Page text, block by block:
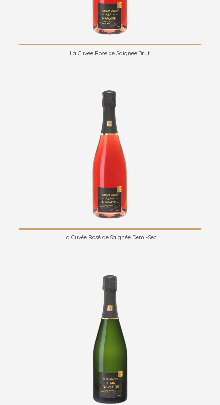
La Cuvée Rosé de Saignée Brut
La Cuvée Rosé de Saignée Demi-Sec